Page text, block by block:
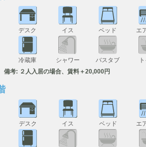
デスク イス ベッド エ
冷蔵庫 シャワー バスタブ
備考: ２人入居の場合、賃料＋20,000円
デスク イス ベッド エ